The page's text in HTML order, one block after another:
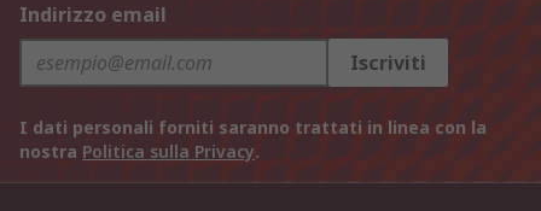
Indirizzo email
Iscriviti
I dati personali forniti saranno trattati in linea con la
nostra Politica sulla Privacy.